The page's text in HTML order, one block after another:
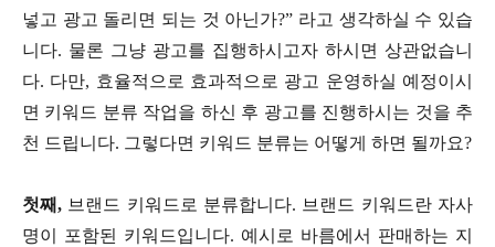
넣고 광고 돌리면 되는 것 아닌가?” 라고 생각하실 수 있습
니다. 물론 그냥 광고를 집행하시고자 하시면 상관없습니
다. 다만, 효율적으로 효과적으로 광고 운영하실 예정이시
면 키워드 분류 작업을 하신 후 광고를 진행하시는 것을 추
천 드립니다. 그렇다면 키워드 분류는 어떻게 하면 될까요?
첫째, 브랜드 키워드로 분류합니다. 브랜드 키워드란 자사
명이 포함된 키워드입니다. 예시로 바름에서 판매하는 지